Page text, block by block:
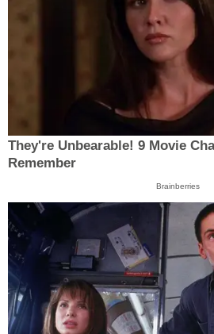
They're Unbearable! 9 Movie
Remember
Brainberries